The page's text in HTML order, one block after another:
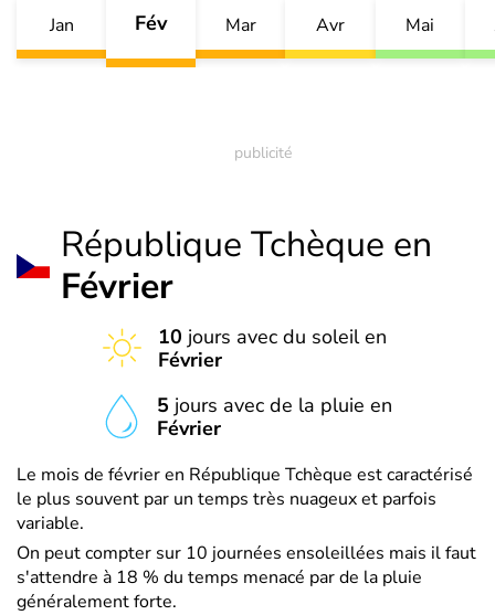
Jan Fév Mar Avr Mai
République Tchèque en
Février
10 jours avec du soleil en
Février
5 jours avec de la pluie en
Février
Le mois de février en République Tchèque est caractérisé
le plus souvent par un temps très nuageux et parfois
variable.
On peut compter sur 10 journées ensoleillées mais il faut
s'attendre à 18 % du temps menacé par de la pluie
généralement forte.